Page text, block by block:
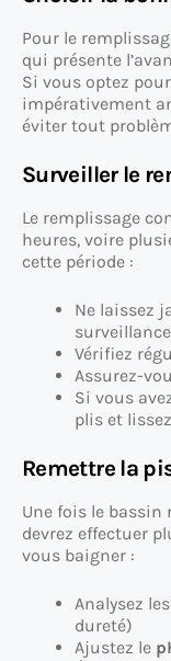
Pour le
qui présente
Si vous optez
impérativement
éviter tout
Surveiller le
Le remplissage
heures, voire
cette période :
Ne laissez
Vérifiez
Assurez-
Si vous
plis et
Remettre la
Une fois le
devrez effectuer
vous baigner :
Analysez
dureté)
Ajustez le